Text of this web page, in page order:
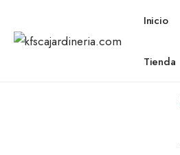
Inicio
Tienda